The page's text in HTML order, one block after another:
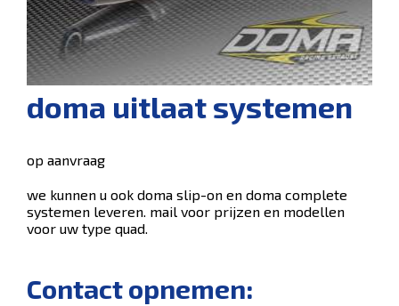
doma uitlaat systemen
op aanvraag
we kunnen u ook doma slip-on en doma complete
systemen leveren. mail voor prijzen en modellen
voor uw type quad.
Contact opnemen: